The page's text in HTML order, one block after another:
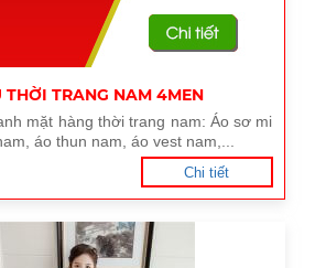
THỜI TRANG NAM 4MEN
mặt hàng thời trang nam: Áo sơ mi
áo thun nam, áo vest nam,...
Chi tiết